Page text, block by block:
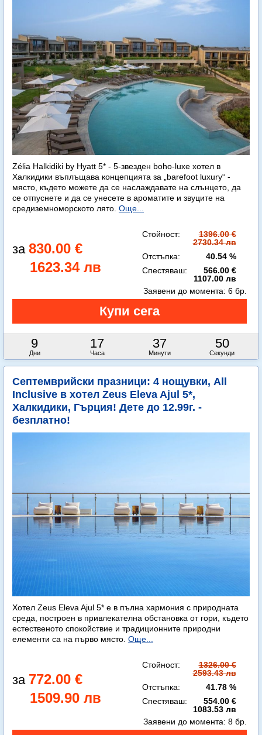
Zélia Halkidiki by Hyatt 5* - 5-звезден boho-luxe хотел в
Халкидики въплъщава концепцията за „barefoot luxury“ -
място, където можете да се наслаждавате на слънцето, да
се отпуснете и да се унесете в ароматите и звуците на
средиземноморското лято. Още...
830.00 €
1623.34 лв
Стойност:
1396.00 €
2730.34 лв
Отстъпка:
40.54 %
Спестяваш:
566.00 €
1107.00 лв
9
Дни
17
Часа
37
Минути
49
Секунди
Заявени до момента: 6 бр.
Септемврийски празници: 4 нощувки, All
Inclusive в хотел Zeus Eleva Ajul 5*,
Халкидики, Гърция! Дете до 12.99г. -
безплатно!
Хотел Zeus Eleva Ajul 5* е в пълна хармония с природната
среда, построен в привлекателна обстановка от гори, където
естественото спокойствие и традиционните природни
елементи са на първо място. Още...
772.00 €
1509.90 лв
Стойност:
1326.00 €
2593.43 лв
Отстъпка:
41.78 %
Спестяваш:
554.00 €
1083.53 лв
Заявени до момента: 8 бр.